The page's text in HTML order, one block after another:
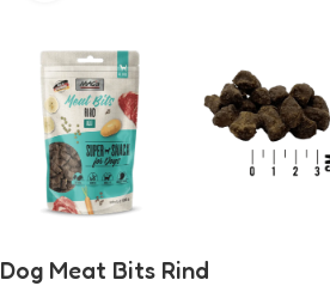
Dog Meat Bits Rind